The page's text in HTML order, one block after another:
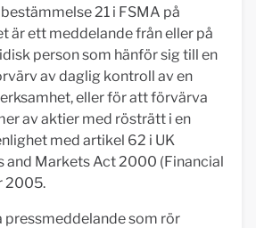
21 i FSMA på
är ett meddelande från eller på
person som hänför sig till en
av daglig kontroll av en
eller för att förvärva
av aktier med rösträtt i en
med artikel 62 i UK
and Markets Act 2000 (Financial
2005.
pressmeddelande som rör